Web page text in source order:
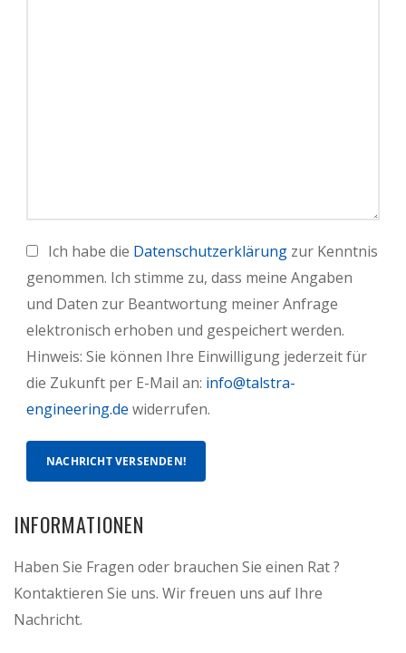
Ich habe die Datenschutzerklärung zur Kenntnis
genommen. Ich stimme zu, dass meine Angaben
und Daten zur Beantwortung meiner Anfrage
elektronisch erhoben und gespeichert werden.
Hinweis: Sie können Ihre Einwilligung jederzeit für
die Zukunft per E-Mail an: info@talstra-
engineering.de widerrufen.
INFORMATIONEN
Haben Sie Fragen oder brauchen Sie einen Rat ?
Kontaktieren Sie uns. Wir freuen uns auf Ihre
Nachricht.